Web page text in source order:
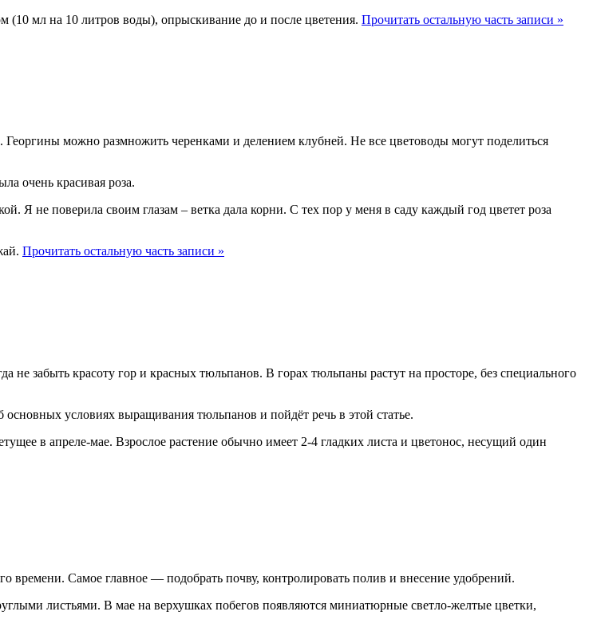
мл на 10 литров воды), опрыскивание до и после цветения. Прочитать остальную часть записи »
Георгины можно размножить черенками и делением клубней. Не все цветоводы могут поделиться
очень красивая роза.
Я не поверила своим глазам – ветка дала корни. С тех пор у меня в саду каждый год цветет роза
Прочитать остальную часть записи »
забыть красоту гор и красных тюльпанов. В горах тюльпаны растут на просторе, без специального
условиях выращивания тюльпанов и пойдёт речь в этой статье.
в апреле-мае. Взрослое растение обычно имеет 2-4 гладких листа и цветонос, несущий один
времени. Самое главное — подобрать почву, контролировать полив и внесение удобрений.
листьями. В мае на верхушках побегов появляются миниатюрные светло-желтые цветки,